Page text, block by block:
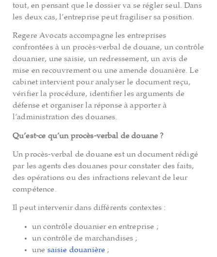
tout, en pensant que le dossier va se régler seul. Dans
les deux cas, l’entreprise peut fragiliser sa position.
Regere Avocats accompagne les entreprises
confrontées à un procès-verbal de douane, un contrôle
douanier, une saisie, un redressement, un avis de
mise en recouvrement ou une amende douanière. Le
cabinet intervient pour analyser le document reçu,
vérifier la procédure, identifier les arguments de
défense et organiser la réponse à apporter à
l’administration des douanes.
Qu’est-ce qu’un procès-verbal de douane ?
Un procès-verbal de douane est un document rédigé
par les agents des douanes pour constater des faits,
des opérations ou des infractions relevant de leur
compétence.
Il peut intervenir dans différents contextes :
un contrôle douanier en entreprise ;
un contrôle de marchandises ;
une saisie douanière ;